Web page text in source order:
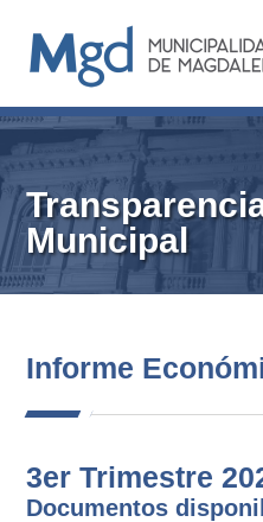
Municipal
Informe
3er Trimestre
Documentos